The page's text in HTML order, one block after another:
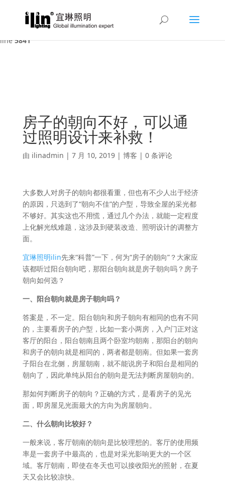
Warning : A non-numeric value encountered in
/var/www/html/ilin/wp-content/themes/Divi/functions.php
line5841
房子的朝向不好，可以通
过照明设计来补救！
由 ilinadmin | 7 月 10, 2019| 博客 | 0 条评论
大多数人对房子的朝向都很看重，但也有不少人出于经济
的原因，只选到了“朝向不佳”的户型，导致全屋的采光都
不够好。其实这也不用慌，通过几个办法，就能一定程度
上化解光线难题，这涉及到硬装改造、照明设计的调整方
面。
宜琳照明ilin先来“科普”一下，何为“房子的朝向”？大家应
该都听过阳台朝向吧，那阳台朝向就是房子朝向吗？房子
朝向如何选？
一、阳台朝向就是房子朝向吗？
答案是，不一定。阳台朝向和房子朝向有相同的也有不同
的，主要看房子的户型，比如一套小两房，入户门正对这
客厅的阳台，阳台朝南且两个卧室均朝南，那阳台的朝向
和房子的朝向就是相同的，两者都是朝南。但如果一套房
子阳台在北侧，房屋朝南，就不能说房子和阳台是相同的
朝向了，因此单纯从阳台的朝向是无法判断房屋朝向的。
那如何判断房子的朝向？正确的方式，是看房子的见光
面，即房屋见光面最大的方向为房屋朝向。
二、什么朝向比较好？
一般来说，客厅朝南的朝向是比较理想的。客厅的使用频
率是一套房子中最高的，也是对采光影响更大的一个区
域。客厅朝南，即使在冬天也可以接收阳光的照射，在夏
天又会比较凉快。